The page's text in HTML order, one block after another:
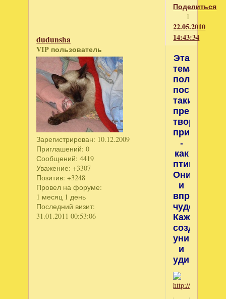
Поделиться
1
22.05.2010
14:43:34
dudunsha
VIP пользователь
Зарегистрирован: 10.12.2009
Приглашений: 0
Сообщений: 4419
Уважение: +3307
Позитив: +3248
Провел на форуме:
1 месяц 1 день
Последний визит:
31.01.2011 00:53:06
Эта
тема
полностью
посвящена
таким
творениям
природы
-
как
птицы.
Они
и
вправду
чудесны.
Каждое
создание
уникально
и